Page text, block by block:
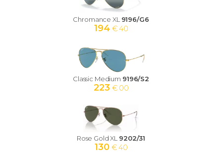
Chromance XL 9196/G6
194 € 40
Classic Medium 9196/S2
223 € 00
Rose Gold XL 9202/31
130 € 40